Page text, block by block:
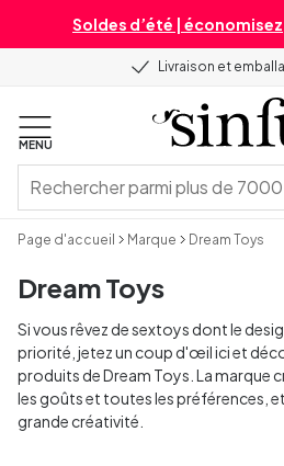
Soldes d’été | économisez
Livraison et
MENU
Page d'accueil Marque Dream Toys
Dream Toys
Si vous rêvez de sextoys dont le
priorité, jetez un coup d'œil ici et
produits de Dream Toys. La marque
les goûts et toutes les préférences,
grande créativité.